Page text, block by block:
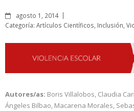
agosto 1, 2014
Categoría: Artículos Científicos Inclusión
Autores/as: Boris Villalobos, Claudia
Ángeles Bilbao, Macarena Morales,